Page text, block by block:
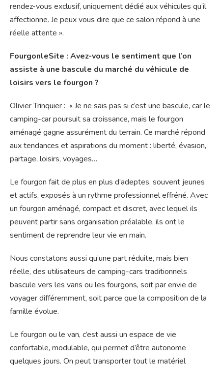
rendez-vous exclusif, uniquement dédié aux véhicules qu’il
affectionne. Je peux vous dire que ce salon répond à une
réelle attente ».
FourgonleSite : Avez-vous le sentiment que l’on
assiste à une bascule du marché du véhicule de
loisirs vers le fourgon ?
Olivier Trinquier : « Je ne sais pas si c’est une bascule, car le
camping-car poursuit sa croissance, mais le fourgon
aménagé gagne assurément du terrain. Ce marché répond
aux tendances et aspirations du moment : liberté, évasion,
partage, loisirs, voyages…
Le fourgon fait de plus en plus d’adeptes, souvent jeunes
et actifs, exposés à un rythme professionnel effréné. Avec
un fourgon aménagé, compact et discret, avec lequel ils
peuvent partir sans organisation préalable, ils ont le
sentiment de reprendre leur vie en main.
Nous constatons aussi qu’une part réduite, mais bien
réelle, des utilisateurs de camping-cars traditionnels
bascule vers les vans ou les fourgons, soit par envie de
voyager différemment, soit parce que la composition de la
famille évolue.
Le fourgon ou le van, c’est aussi un espace de vie
confortable, modulable, qui permet d’être autonome
quelques jours. On peut transporter tout le matériel